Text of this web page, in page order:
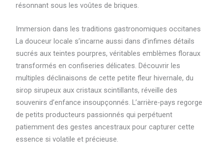
résonnant sous les voûtes de briques.
Immersion dans les traditions gastronomiques occitanes
La douceur locale s’incarne aussi dans d’infimes détails
sucrés aux teintes pourpres, véritables emblèmes floraux
transformés en confiseries délicates. Découvrir les
multiples déclinaisons de cette petite fleur hivernale, du
sirop sirupeux aux cristaux scintillants, réveille des
souvenirs d’enfance insoupçonnés. L’arrière-pays regorge
de petits producteurs passionnés qui perpétuent
patiemment des gestes ancestraux pour capturer cette
essence si volatile et précieuse.